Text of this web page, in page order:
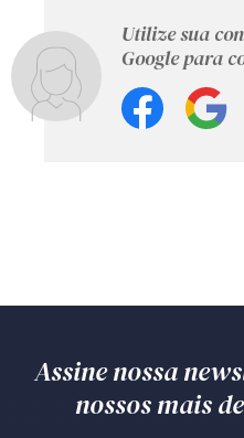
Utilize sua
Google para
Assine nossa
nossos mais